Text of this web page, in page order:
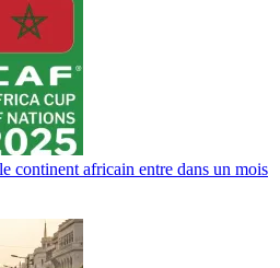
continent africain entre dans un mois